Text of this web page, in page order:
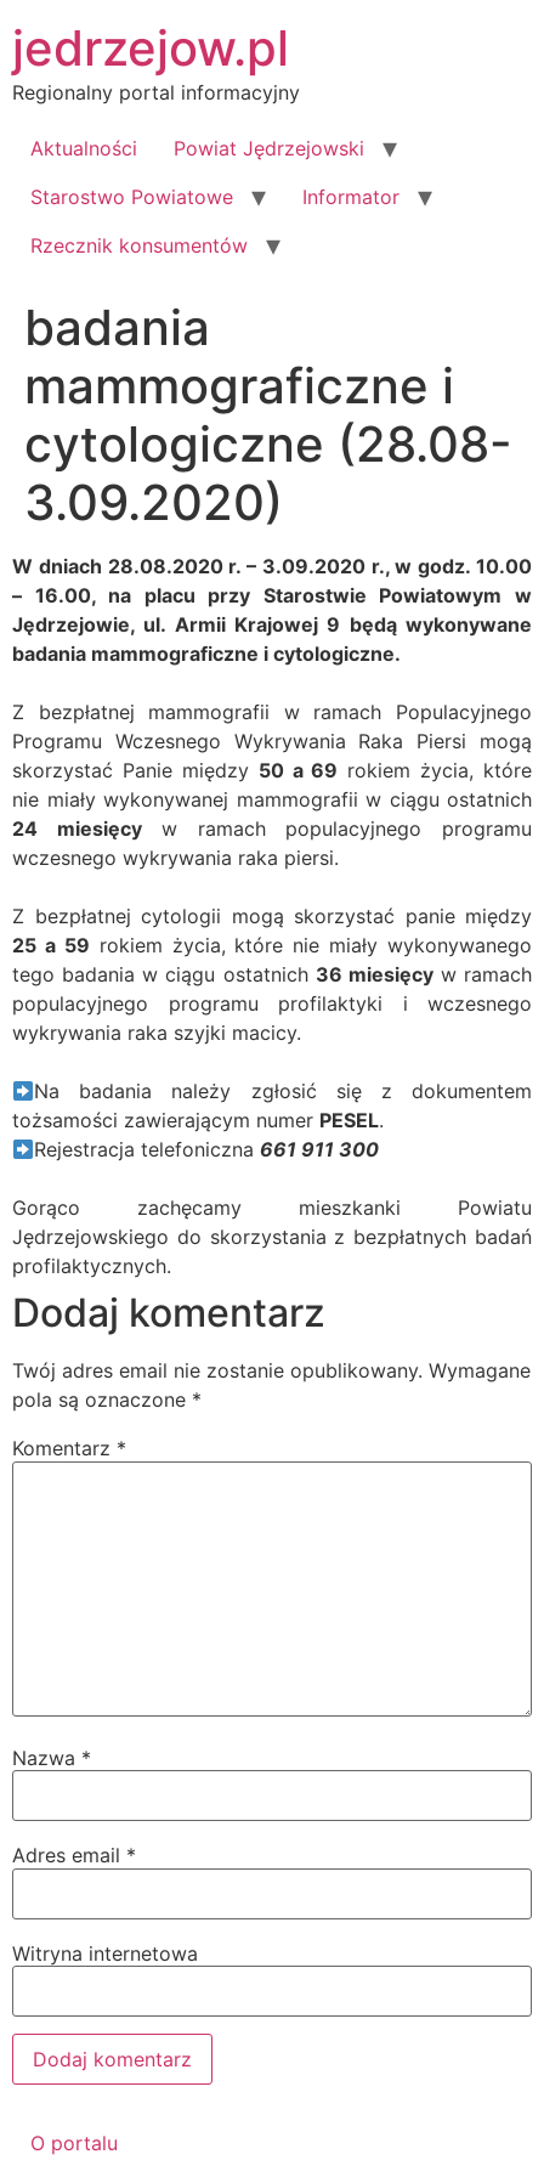
do
treści
jedrzejow.pl
Regionalny portal informacyjny
Aktualności
Powiat Jędrzejowski
Starostwo Powiatowe
Informator
Rzecznik konsumentów
badania
mammograficzne i
cytologiczne (28.08-
3.09.2020)
W dniach 28.08.2020 r. – 3.09.2020 r., w godz. 10.00
– 16.00, na placu przy Starostwie Powiatowym w
Jędrzejowie, ul. Armii Krajowej 9 będą wykonywane
badania mammograficzne i cytologiczne.
Z bezpłatnej mammografii w ramach Populacyjnego
Programu Wczesnego Wykrywania Raka Piersi mogą
skorzystać Panie między 50 a 69 rokiem życia, które
nie miały wykonywanej mammografii w ciągu ostatnich
24 miesięcyw ramach populacyjnego programu
wczesnego wykrywania raka piersi.
Z bezpłatnej cytologii mogą skorzystać panie między
25 a 59 rokiem życia, które nie miały wykonywanego
tego badania w ciągu ostatnich 36 miesięcyw ramach
populacyjnego programu profilaktyki i wczesnego
wykrywania raka szyjki macicy.
Na badania należy zgłosić się z dokumentem
tożsamości zawierającym numer PESEL.
Rejestracja telefoniczna661 911 300
Gorąco zachęcamy mieszkanki Powiatu
Jędrzejowskiego do skorzystania z bezpłatnych badań
profilaktycznych.
Dodaj komentarz
Twój adres email nie zostanie opublikowany. Wymagane
pola są oznaczone *
Komentarz *
Nazwa *
Adres email *
Witryna internetowa
O portalu